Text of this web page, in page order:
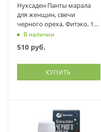
Нуксаден Панты марала
для женщин, свечи
черного ореха, Фитэко, 10
штВ наличии
510 руб.
КУПИТЬ